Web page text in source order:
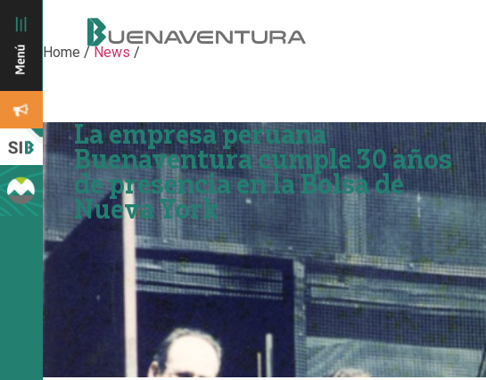
Home /News /
La empresa peruana
Buenaventura cumple 30 años
de presencia en la Bolsa de
Nueva York